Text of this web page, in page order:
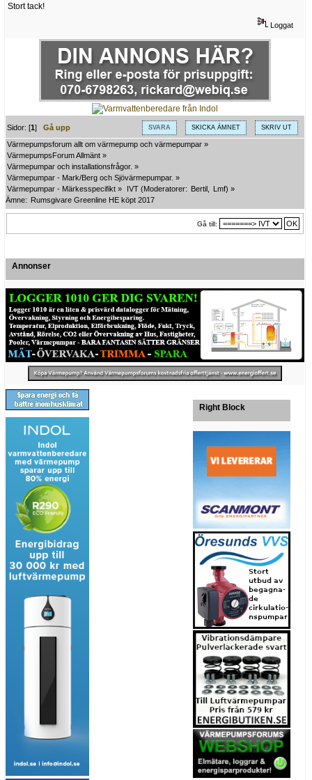
Stort tack!
Loggat
SVARA SKICKA ÄMNET SKRIV UT
Sidor: [1]Gå upp
Värmepumpsforum allt om värmepump och värmepumpar »
VärmepumpsForum Allmänt »
Värmepumpar och installationsfrågor. »
Värmepumpar - Mark/Berg och Sjövärmepumpar. »
Värmepumpar - Märkesspecifikt » IVT (Moderatorer: Bertil Lmf) »
Ämne: Rumsgivare Greenline HE köpt 2017
Gå till:
Annonser
Right Block